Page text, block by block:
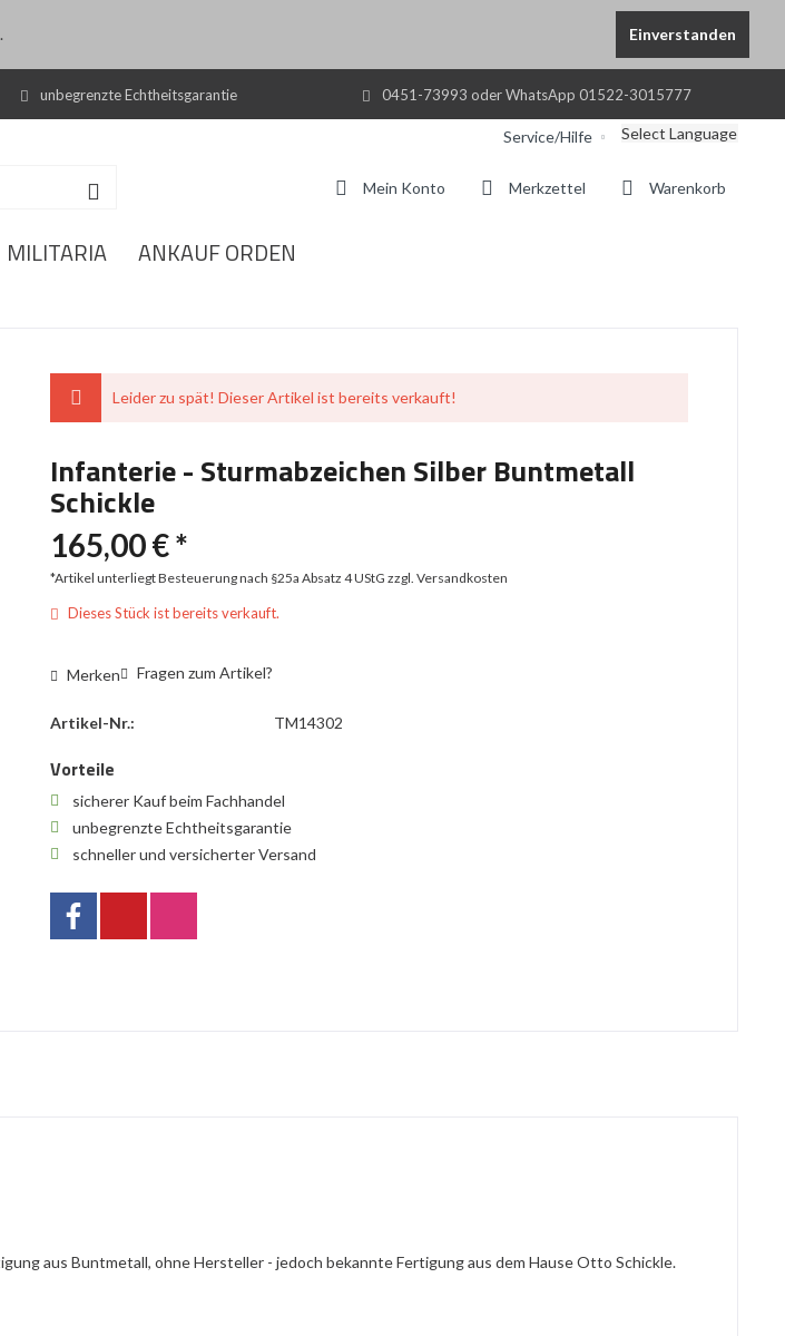
Einverstanden
unbegrenzte Echtheitsgarantie 0451-73993 oder WhatsApp 01522-3015777
Service/Hilfe Select Language
Warenkorb
Merkzettel
Mein Konto
MILITARIA ANKAUF ORDEN
Leider zu spät! Dieser Artikel ist bereits verkauft!
Infanterie - Sturmabzeichen Silber Buntmetall
Schickle
165,00 € *
*Artikel unterliegt Besteuerung nach §25a Absatz 4 UStGzzgl. Versandkosten
Dieses Stück ist bereits verkauft.
Merken Fragen zum Artikel?
Artikel-Nr.: TM14302
Vorteile
sicherer Kauf beim Fachhandel
unbegrenzte Echtheitsgarantie
schneller und versicherter Versand
aus Buntmetall, ohne Hersteller - jedoch bekannte Fertigung aus dem Hause Otto Schickle.